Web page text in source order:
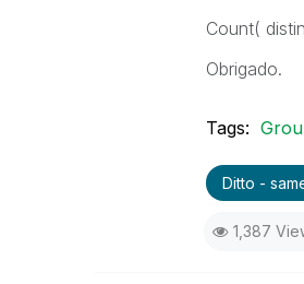
Count(
Obrigado.
Tags:
Ditto -
1,387